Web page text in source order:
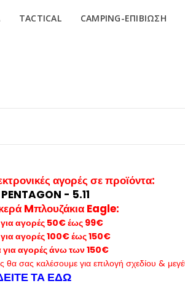
TACTICAL CAMPING-ΕΠΙΒΙΩΣΗ
αγορές σε προϊόντα:
- 5.11
Mπλουζάκια Eagle:
για αγορές 50€ έως 99€
αγορές 100€ έως 150€
για αγορές άνω των 150€
σας καλέσουμε για επιλογή σχεδίου &
ΤΑ ΕΔΩ